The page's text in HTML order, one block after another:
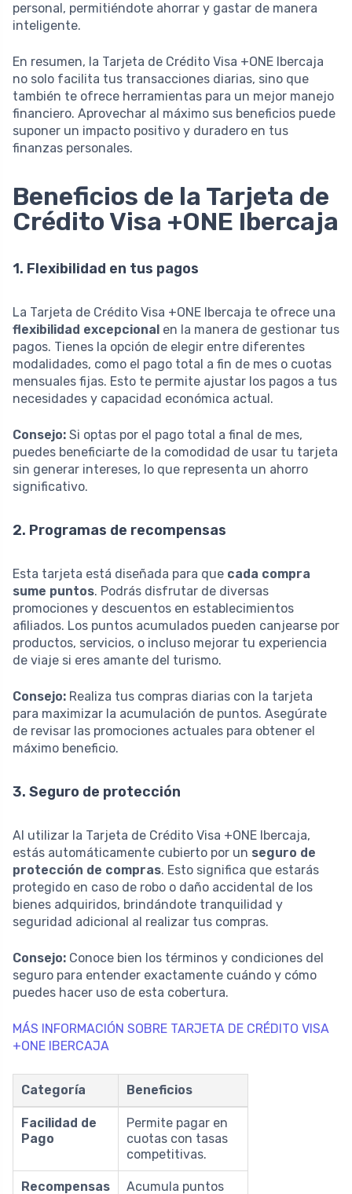
personal, permitiéndote ahorrar y gastar de manera
inteligente.
En resumen, la Tarjeta de Crédito Visa +ONE Ibercaja
no solo facilita tus transacciones diarias, sino que
también te ofrece herramientas para un mejor manejo
financiero. Aprovechar al máximo sus beneficios puede
suponer un impacto positivo y duradero en tus
finanzas personales.
Beneficios de la Tarjeta de
Crédito Visa +ONE Ibercaja
1. Flexibilidad en tus pagos
La Tarjeta de Crédito Visa +ONE Ibercaja te ofrece una
flexibilidad excepcional en la manera de gestionar tus
pagos. Tienes la opción de elegir entre diferentes
modalidades, como el pago total a fin de mes o cuotas
mensuales fijas. Esto te permite ajustar los pagos a tus
necesidades y capacidad económica actual.
Consejo: Si optas por el pago total a final de mes,
puedes beneficiarte de la comodidad de usar tu tarjeta
sin generar intereses, lo que representa un ahorro
significativo.
2. Programas de recompensas
Esta tarjeta está diseñada para que cada compra
sume puntos. Podrás disfrutar de diversas
promociones y descuentos en establecimientos
afiliados. Los puntos acumulados pueden canjearse por
productos, servicios, o incluso mejorar tu experiencia
de viaje si eres amante del turismo.
Consejo: Realiza tus compras diarias con la tarjeta
para maximizar la acumulación de puntos. Asegúrate
de revisar las promociones actuales para obtener el
máximo beneficio.
3. Seguro de protección
Al utilizar la Tarjeta de Crédito Visa +ONE Ibercaja,
estás automáticamente cubierto por un seguro de
protección de compras. Esto significa que estarás
protegido en caso de robo o daño accidental de los
bienes adquiridos, brindándote tranquilidad y
seguridad adicional al realizar tus compras.
Consejo: Conoce bien los términos y condiciones del
seguro para entender exactamente cuándo y cómo
puedes hacer uso de esta cobertura.
MÁS INFORMACIÓN SOBRE TARJETA DE CRÉDITO VISA
+ONE IBERCAJA
Categoría Beneficios
Facilidad de
Pago
Permite pagar en
cuotas con tasas
competitivas.
Recompensas Acumula puntos